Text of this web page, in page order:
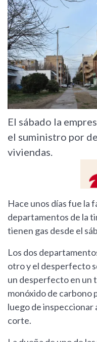
El sábado la
el suministro por
viviendas.
Hace unos días fue la
departamentos de la
tienen gas desde el
Los dos
otro y el desperfecto
un desperfecto en un
monóxido de carbono
luego de inspeccionar
corte.